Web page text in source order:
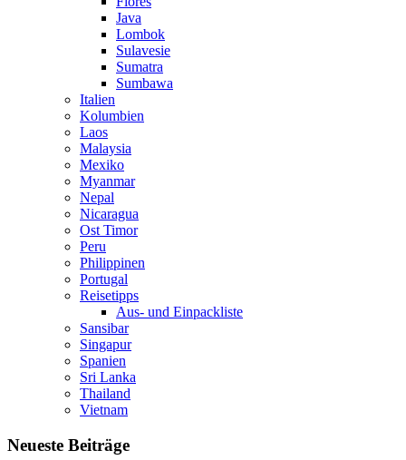
Java
Lombok
Sulavesie
Sumatra
Sumbawa
Italien
Kolumbien
Laos
Malaysia
Mexiko
Myanmar
Nepal
Nicaragua
Ost Timor
Peru
Philippinen
Portugal
Reisetipps
Aus- und Einpackliste
Sansibar
Singapur
Spanien
Sri Lanka
Thailand
Vietnam
Neueste Beiträge